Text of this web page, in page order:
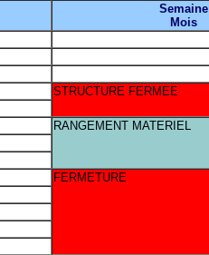
Semaine
Mois
STRUCTURE FERMEE
RANGEMENT MATERIEL
FERMETURE